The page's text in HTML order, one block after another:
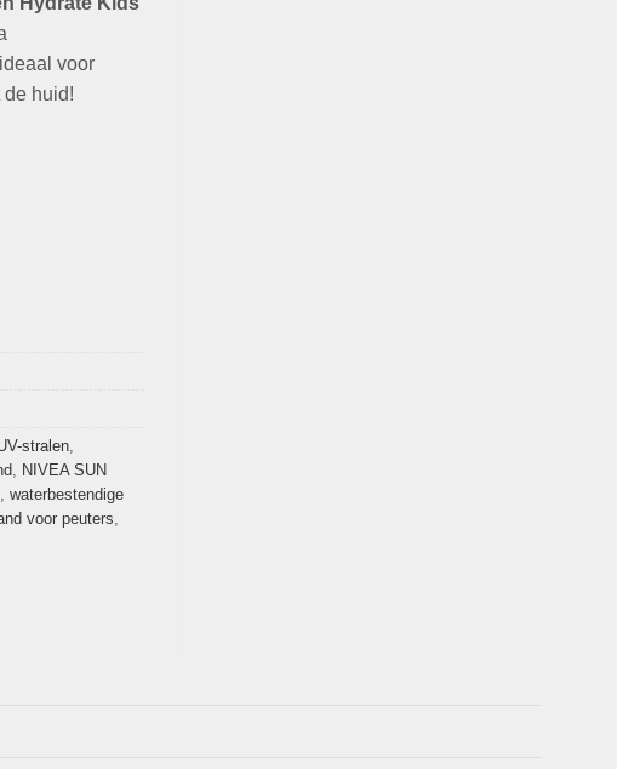
voor
huid!
stralen,
, NIVEA SUN
, waterbestendige
voor peuters